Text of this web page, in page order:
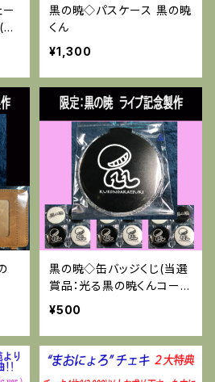
黒の暁◇パスケース 黒の暁
くん
¥1,300
黒の暁◇缶バッジくじ(当選
賞品：光る黒の暁くんコース
ター)
¥500